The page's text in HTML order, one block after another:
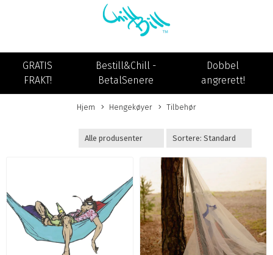
GRATIS
FRAKT!
Bestill&Chill -
BetalSenere
Dobbel
angrerett!
Hjem Hengekøyer Tilbehør